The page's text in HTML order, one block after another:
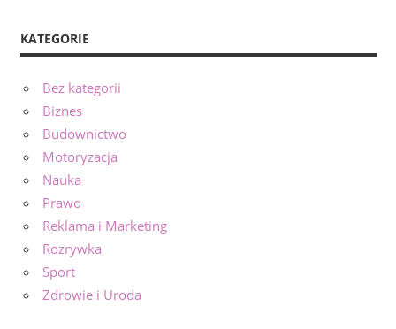
KATEGORIE
Bez kategorii
Biznes
Budownictwo
Motoryzacja
Nauka
Prawo
Reklama i Marketing
Rozrywka
Sport
Zdrowie i Uroda